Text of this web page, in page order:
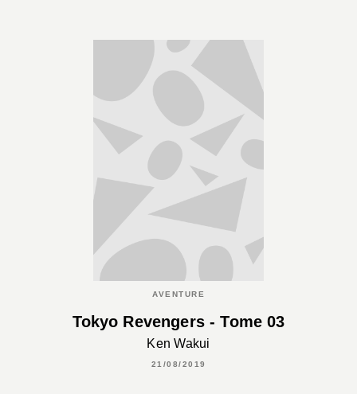
AVENTURE
Tokyo Revengers - Tome 03
Ken Wakui
21/08/2019